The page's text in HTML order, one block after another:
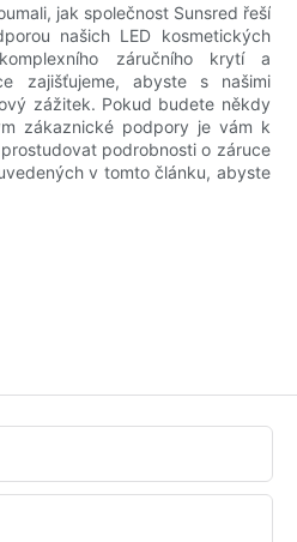
jak společnost Sunsred řeší
našich LED kosmetických
záručního krytí a
zajišťujeme, abyste s našimi
zážitek. Pokud budete někdy
zákaznické podpory je vám k
podrobnosti o záruce
v tomto článku, abyste